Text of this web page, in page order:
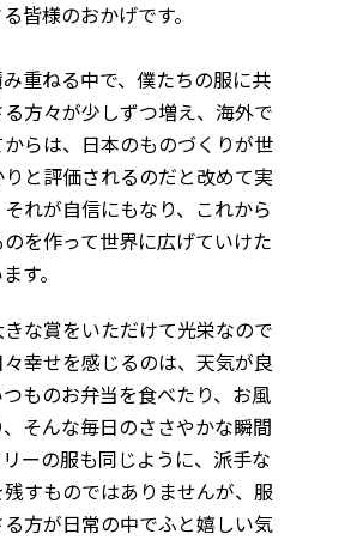
皆様のおかげです。
重ねる中で、僕たちの服に共
方々が少しずつ増え、海外で
らは、日本のものづくりが世
と評価されるのだと改めて実
れが自信にもなり、これから
を作って世界に広げていけた
す。
な賞をいただけて光栄なので
幸せを感じるのは、天気が良
ものお弁当を食べたり、お風
そんな毎日のささやかな瞬間
ーの服も同じように、派手な
すものではありませんが、服
方が日常の中でふと嬉しい気